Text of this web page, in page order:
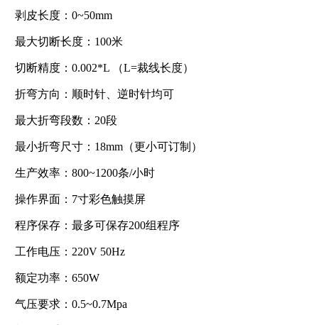
剥皮长度：0~50mm
最大切断长度：100米
切断精度：0.002*L （L=裁线长度）
折弯方向：顺时针、逆时针均可
最大折弯段数：20段
最小折弯尺寸：18mm（更小可订制）
生产效率：800~1200条/小时
操作界面：7寸彩色触摸屏
程序保存：最多可保存200组程序
工作电压：220V 50Hz
额定功率：650W
气压要求：0.5~0.7Mpa